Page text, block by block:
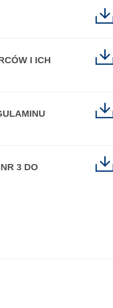
I ICH
3 DO